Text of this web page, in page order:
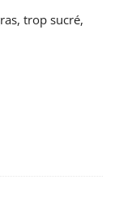
trop sucré,